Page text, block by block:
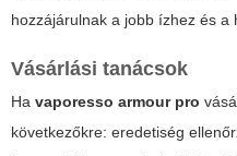
hozzájárulnak a jobb ízhez és a
Vásárlási tanácsok
Ha vaporesso armour pro
következőkre: eredetiség